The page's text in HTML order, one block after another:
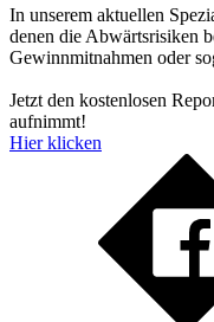
In unserem aktuellen
denen die Abwärtsrisiken
Gewinnmitnahmen oder
Jetzt den kostenlosen
aufnimmt!
Hier klicken